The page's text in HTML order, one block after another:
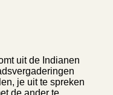
uit de Indianen
je uit te spreken
de ander te